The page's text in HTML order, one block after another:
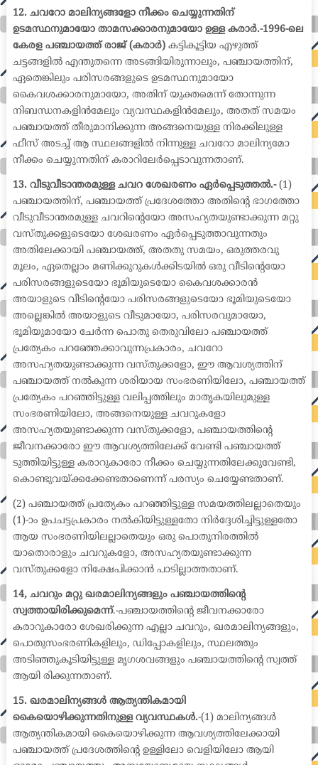
12. ചവറോ മാലിന്യങ്ങളോ നീക്കം ചെയ്യുന്നതിന്
ഉടമസ്ഥനുമായോ താമസക്കാരനുമായോ ഉള്ള കരാർ.-1996-ലെ
കേരള പഞ്ചായത്ത് രാജ് (കരാർ)കട്ടികൂട്ടിയ എഴുത്ത്
ചട്ടങ്ങളിൽ എന്തുതന്നെ അടങ്ങിയിരുന്നാലും, പഞ്ചായത്തിന്,
ഏതെങ്കിലും പരിസരങ്ങളുടെ ഉടമസ്ഥനുമായോ
കൈവശക്കാരനുമായോ, അതിന് യുക്തമെന്ന് തോന്നുന്ന
നിബന്ധനകളിൻമേലും വ്യവസ്ഥകളിൻമേലും, അതത് സമയം
പഞ്ചായത്ത് തീരുമാനിക്കുന്ന അങ്ങനെയുള്ള നിരക്കിലുള്ള
ഫീസ് അടച്ച് ആ സ്ഥലങ്ങളിൽ നിന്നുള്ള ചവറോ മാലിന്യമോ
നീക്കം ചെയ്യുന്നതിന് കരാറിലേർപ്പെടാവുന്നതാണ്.
13. വീടുവീടാന്തരമുള്ള ചവറ ശേഖരണം ഏർപ്പെടുത്തൽ.-(1)
പഞ്ചായത്തിന്, പഞ്ചായത്ത് പ്രദേശത്തോ അതിന്റെ ഭാഗത്തോ
വീടുവീടാന്തരമുള്ള ചവറിന്റെയോ അസഹ്യതയുണ്ടാക്കുന്ന മറ്റു
വസ്തുക്കളുടെയോ ശേഖരണം ഏർപ്പെടുത്താവുന്നതും
അതിലേക്കായി പഞ്ചായത്ത്, അതതു സമയം, ഒരുത്തരവു
മൂലം, ഏതെല്ലാം മണിക്കുറുകൾക്കിടയിൽ ഒരു വീടിന്റെയോ
പരിസരങ്ങളുടെയോ ഭൂമിയുടെയോ കൈവശക്കാരൻ
അയാളുടെ വീടിന്റെയോ പരിസരങ്ങളുടെയോ ഭൂമിയുടെയോ
അല്ലെങ്കിൽ അയാളുടെ വീടുമായോ, പരിസരവുമായോ,
ഭൂമിയുമായോ ചേർന്ന പൊതു തെരുവിലോ പഞ്ചായത്ത്
പ്രത്യേകം പറഞ്ഞേക്കാവുന്നപ്രകാരം, ചവറോ
അസഹ്യതയുണ്ടാക്കുന്ന വസ്തുക്കളോ, ഈ ആവശ്യത്തിന്
പഞ്ചായത്ത് നൽകുന്ന ശരിയായ സംഭരണിയിലോ, പഞ്ചായത്ത്
പ്രത്യേകം പറഞ്ഞിട്ടുള്ള വലിപ്പത്തിലും മാതൃകയിലുമുള്ള
സംഭരണിയിലോ, അങ്ങനെയുള്ള ചവറുകളോ
അസഹ്യതയുണ്ടാക്കുന്ന വസ്തുക്കളോ, പഞ്ചായത്തിന്റെ
ജീവനക്കാരോ ഈ ആവശ്യത്തിലേക്ക് വേണ്ടി പഞ്ചായത്ത്
ടുത്തിയിട്ടുള്ള കരാറുകാരോ നീക്കം ചെയ്യുന്നതിലേക്കുവേണ്ടി,
കൊണ്ടുവയ്ക്കക്കേണ്ടതാണെന്ന് പരസ്യം ചെയ്യേണ്ടതാണ്.
(2) പഞ്ചായത്ത് പ്രത്യേകം പറഞ്ഞിട്ടുള്ള സമയത്തിലല്ലാതെയും
(1)-ാം ഉപചട്ടപ്രകാരം നൽകിയിട്ടുള്ളതോ നിർദ്ദേശിച്ചിട്ടുള്ളതോ
ആയ സംഭരണിയിലല്ലാതെയും ഒരു പൊതുനിരത്തിൽ
യാതൊരാളും ചവറുകളോ, അസഹ്യതയുണ്ടാക്കുന്ന
വസ്തുക്കളോ നിക്ഷേപിക്കാൻ പാടില്ലാത്തതാണ്.
14, ചവറും മറ്റു ഖരമാലിന്യങ്ങളും പഞ്ചായത്തിന്റെ
സ്വത്തായിരിക്കുമെന്ന്.-പഞ്ചായത്തിന്റെ ജീവനക്കാരോ
കരാറുകാരോ ശേഖരിക്കുന്ന എല്ലാ ചവറും, ഖരമാലിന്യങ്ങളും,
പൊതുസംഭരണികളിലും, ഡിപ്പോകളിലും, സ്ഥലത്തും
അടിഞ്ഞുകൂടിയിട്ടുള്ള മൃഗശവങ്ങളും പഞ്ചായത്തിന്റെ സ്വത്ത്
ആയി രിക്കുന്നതാണ്.
15. ഖരമാലിന്യങ്ങൾ ആത്യന്തികമായി
കൈയൊഴിക്കുന്നതിനുള്ള വ്യവസ്ഥകൾ.-(1) മാലിന്യങ്ങൾ
ആത്യന്തികമായി കൈയൊഴിക്കുന്ന ആവശ്യത്തിലേക്കായി
പഞ്ചായത്ത് പ്രദേശത്തിന്റെ ഉള്ളിലോ വെളിയിലോ ആയി